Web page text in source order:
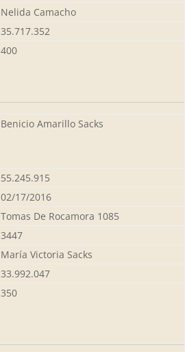
Nelida Camacho
35.717.352
400
Benicio Amarillo Sacks
55.245.915
02/17/2016
Tomas De Rocamora 1085
3447
María Victoria Sacks
33.992.047
350